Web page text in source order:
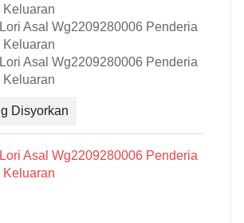
Disyorkan